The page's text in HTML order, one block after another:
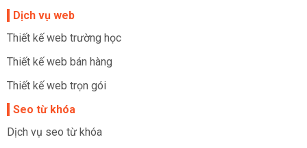
Dịch vụ web
Thiết kế web trường học
Thiết kế web bán hàng
Thiết kế web trọn gói
Seo từ khóa
Dịch vụ seo từ khóa